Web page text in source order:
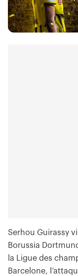
Serhou Guirassy
Borussia
la Ligue des
Barcelone,